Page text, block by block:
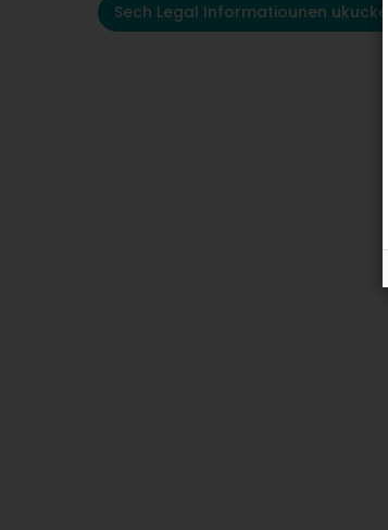
Sech Legal Informatiounen ukucken